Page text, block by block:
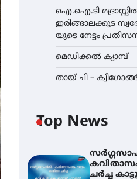
ഐ.ഐ.ടി
ഇരിങ്ങാലക്കുട
യുടെ നേട്ടം
മെഡിക്കൽ ക്യാമ്പ്
തായ് ചി –
Top News
ചർച്ച